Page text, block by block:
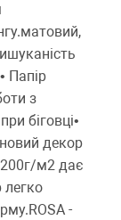
Папір
з
біговці•
декор
200г/м2 дає
легко
-